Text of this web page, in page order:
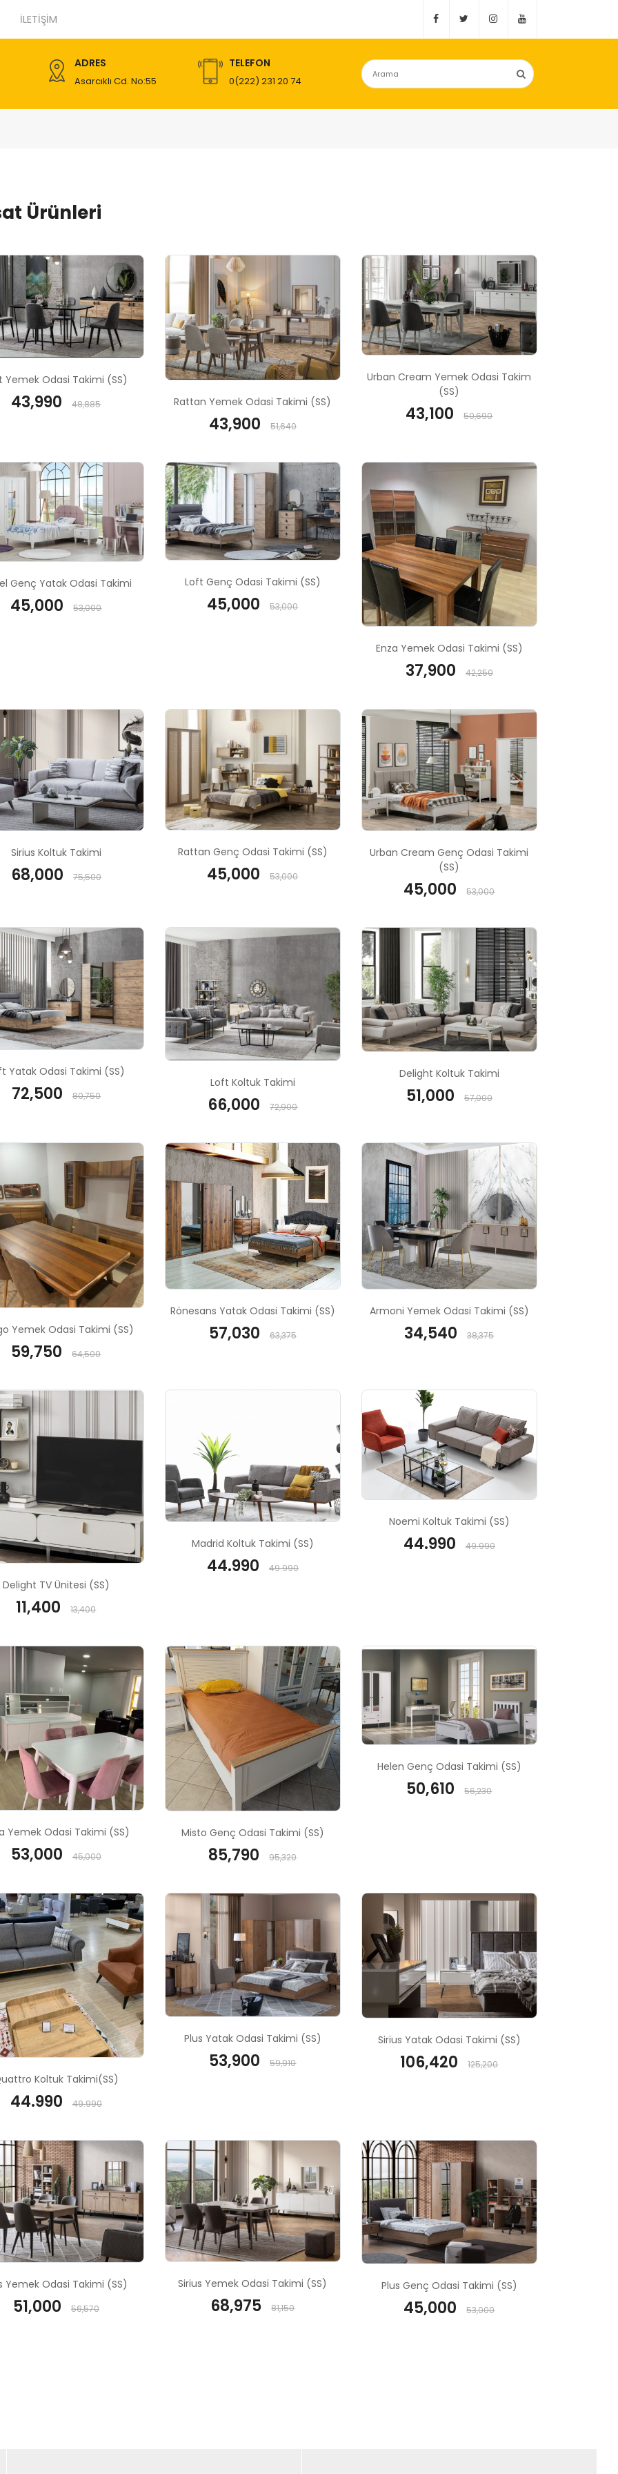
İLETIŞIM
ADRES
Asarcıklı Cd. No:55
TELEFON
0(222) 231 20 74
Ürünleri
Yemek Odasi Takimi (SS)
43,990 48,885 Rattan Yemek Odasi Takimi (SS)
43,900 51,640
Urban Cream Yemek Odasi Takim
(SS)
43,100 50,690
Genç Yatak Odasi Takimi
45,000 53,000
Loft Genç Odasi Takimi (SS)
45,000 53,000
Enza Yemek Odasi Takimi (SS)
37,900 42,250
Sirius Koltuk Takimi
68,000 75,500
Rattan Genç Odasi Takimi (SS)
45,000 53,000
Urban Cream Genç Odasi Takimi
(SS)
45,000 53,000
Yatak Odasi Takimi (SS)
72,500 80,750
Loft Koltuk Takimi
66,000 72,900
Delight Koltuk Takimi
51,000 57,000
Yemek Odasi Takimi (SS)
59,750 64,500
Rönesans Yatak Odasi Takimi (SS)
57,030 63,375
Armoni Yemek Odasi Takimi (SS)
34,540 38,375
Delight TV Ünitesi (SS)
11,400 13,400
Madrid Koltuk Takimi (SS)
44.990 49.990
Noemi Koltuk Takimi (SS)
44.990 49.990
Yemek Odasi Takimi (SS)
53,000 45,000
Misto Genç Odasi Takimi (SS)
85,790 95,320
Helen Genç Odasi Takimi (SS)
50,610 56,230
Koltuk Takimi(SS)
44.990 49.990
Plus Yatak Odasi Takimi (SS)
53,900 59,910
Sirius Yatak Odasi Takimi (SS)
106,420 125,200
Yemek Odasi Takimi (SS)
51,000 56,570
Sirius Yemek Odasi Takimi (SS)
68,975 81,150
Plus Genç Odasi Takimi (SS)
45,000 53,000